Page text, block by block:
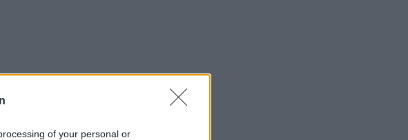
of your personal or